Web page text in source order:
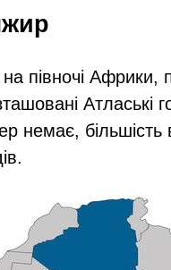
півночі Африки,
немає,